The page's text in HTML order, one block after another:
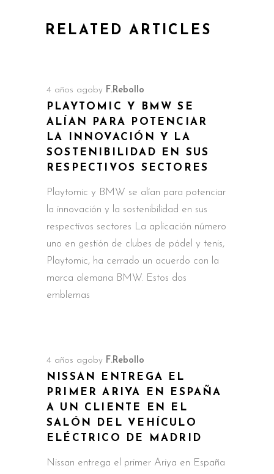
RELATED ARTICLES
4 años agoby F.Rebollo
PLAYTOMIC Y BMW SE
ALÍAN PARA POTENCIAR
LA INNOVACIÓN Y LA
SOSTENIBILIDAD EN SUS
RESPECTIVOS SECTORES
Playtomic y BMW se alían para potenciar
la innovación y la sostenibilidad en sus
respectivos sectores La aplicación número
uno en gestión de clubes de pádel y tenis,
Playtomic, ha cerrado un acuerdo con la
marca alemana BMW. Estos dos
emblemas
4 años agoby F.Rebollo
NISSAN ENTREGA EL
PRIMER ARIYA EN ESPAÑA
A UN CLIENTE EN EL
SALÓN DEL VEHÍCULO
ELÉCTRICO DE MADRID
Nissan entrega el primer Ariya en España